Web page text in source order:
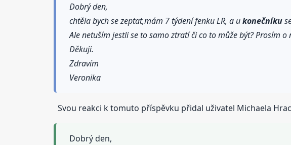
Dobrý den,
chtěla bych se zeptat,mám 7 týdení fenku LR, a ukonečníku
Ale netuším jestli se to samo ztratí či co to může být? Prosím o
Děkuji.
Zdravím
Veronika
Svou reakci k tomuto příspěvku přidal uživatel Michaela
Dobrý den,